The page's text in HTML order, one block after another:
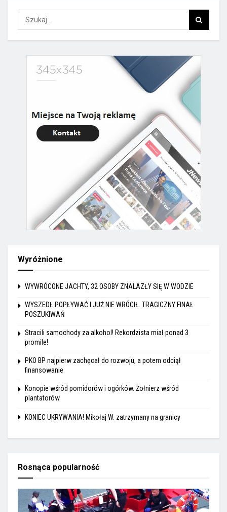
Wyróżnione
WYWRÓCONE JACHTY, 32 OSOBY ZNALAZŁY SIĘ W WODZIE
WYSZEDŁ POPŁYWAĆ I JUŻ NIE WRÓCIŁ. TRAGICZNY FINAŁ
POSZUKIWAŃ
Stracili samochody za alkohol! Rekordzista miał ponad 3
promile!
PKO BP najpierw zachęcał do rozwoju, a potem odciął
finansowanie
Konopie wśród pomidorów i ogórków. Żołnierz wśród
plantatorów
KONIEC UKRYWANIA! Mikołaj W. zatrzymany na granicy
Rosnąca popularność